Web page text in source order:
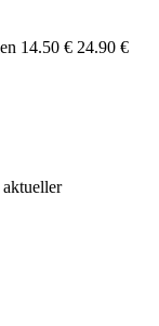
14.50 € 24.90 €